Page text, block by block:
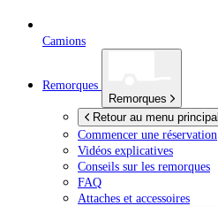
Camions
Remorques
Remorques
Retour au menu principal
Commencer une réservation
Vidéos explicatives
Conseils sur les remorques
FAQ
Attaches et accessoires